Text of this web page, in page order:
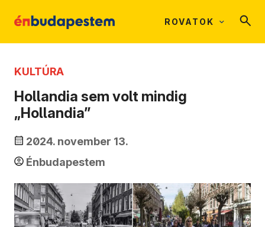
ROVATOK
KULTÚRA
Hollandia sem volt mindig
„Hollandia”
2024. november 13.
Énbudapestem